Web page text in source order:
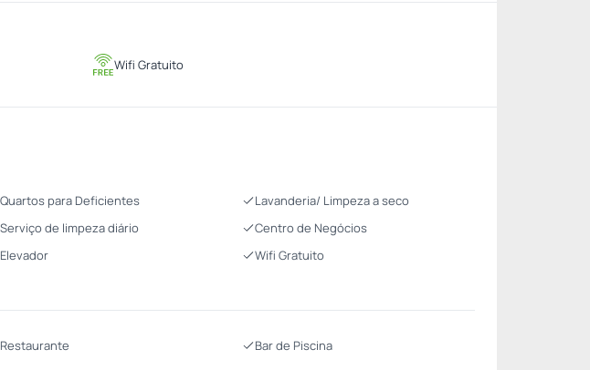
Wifi Gratuito
Quartos para Deficientes
Lavanderia/ Limpeza a seco
Serviço de limpeza diário
Centro de Negócios
Elevador
Wifi Gratuito
Restaurante Bar de Piscina